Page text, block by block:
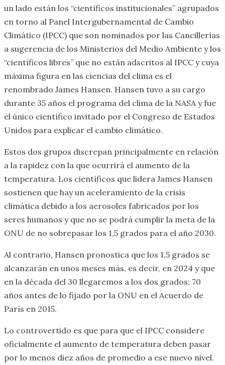
un lado están los “científicos institucionales” agrupados
en torno al Panel Intergubernamental de Cambio
Climático (IPCC) que son nominados por las Cancillerías
a sugerencia de los Ministerios del Medio Ambiente y los
“científicos libres” que no están adscritos al IPCC y cuya
máxima figura en las ciencias del clima es el
renombrado James Hansen. Hansen tuvo a su cargo
durante 35 años el programa del clima de la NASA y fue
el único científico invitado por el Congreso de Estados
Unidos para explicar el cambio climático.
Estos dos grupos discrepan principalmente en relación
a la rapidez con la que ocurrirá el aumento de la
temperatura. Los científicos que lidera James Hansen
sostienen que hay un aceleramiento de la crisis
climática debido a los aerosoles fabricados por los
seres humanos y que no se podrá cumplir la meta de la
ONU de no sobrepasar los 1,5 grados para el año 2030.
Al contrario, Hansen pronostica que los 1,5 grados se
alcanzarán en unos meses más, es decir, en 2024 y que
en la década del 30 llegaremos a los dos grados; 70
años antes de lo fijado por la ONU en el Acuerdo de
París en 2015.
Lo controvertido es que para que el IPCC considere
oficialmente el aumento de temperatura deben pasar
por lo menos diez años de promedio a ese nuevo nivel.